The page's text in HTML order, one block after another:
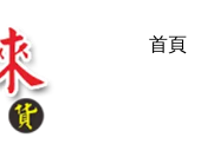
首頁